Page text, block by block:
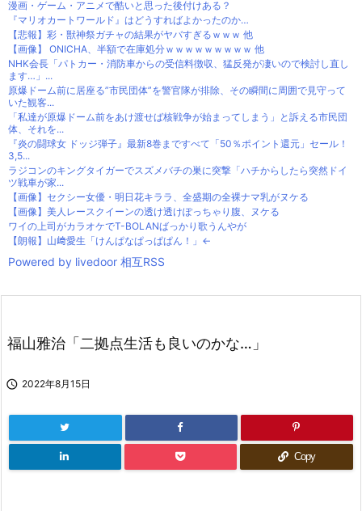
漫画・ゲーム・アニメで酷いと思った後付けある？
『マリオカートワールド』はどうすればよかったのか…
【悲報】彩・獣神祭ガチャの結果がヤバすぎるｗｗｗ 他
【画像】 ONICHA、半額で在庫処分ｗｗｗｗｗｗｗｗｗ 他
NHK会長「パトカー・消防車からの受信料徴収、猛反発が凄いので検討し直し
ます…」...
原爆ドーム前に居座る”市民団体”を警官隊が排除、その瞬間に周囲で見守って
いた観客...
「私達が原爆ドーム前をあけ渡せば核戦争が始まってしまう」と訴える市民団
体、それを...
『炎の闘球女 ドッジ弾子』最新8巻まですべて「50％ポイント還元」セール！
3,5...
ラジコンのキングタイガーでスズメバチの巣に突撃「ハチからしたら突然ドイ
ツ戦車が家...
【画像】セクシー女優・明日花キララ、全盛期の全裸ナマ乳がヌケる
【画像】美人レースクイーンの透け透けぽっちゃり腹、ヌケる
ワイの上司がカラオケでT-BOLANばっかり歌うんやが
【朗報】山﨑愛生「けんぱなぱっぱぱん！」←
Powered by livedoor 相互RSS
福山雅治「二拠点生活も良いのかな…」
 2022年8月15日
Copy